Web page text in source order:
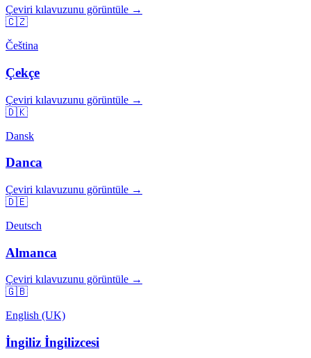
Çeviri kılavuzunu görüntüle →
🇨🇿
Čeština
Çekçe
Çeviri kılavuzunu görüntüle →
🇩🇰
Dansk
Danca
Çeviri kılavuzunu görüntüle →
🇩🇪
Deutsch
Almanca
Çeviri kılavuzunu görüntüle →
🇬🇧
English (UK)
İngiliz İngilizcesi